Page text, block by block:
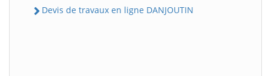
Devis de travaux en ligne DANJOUTIN